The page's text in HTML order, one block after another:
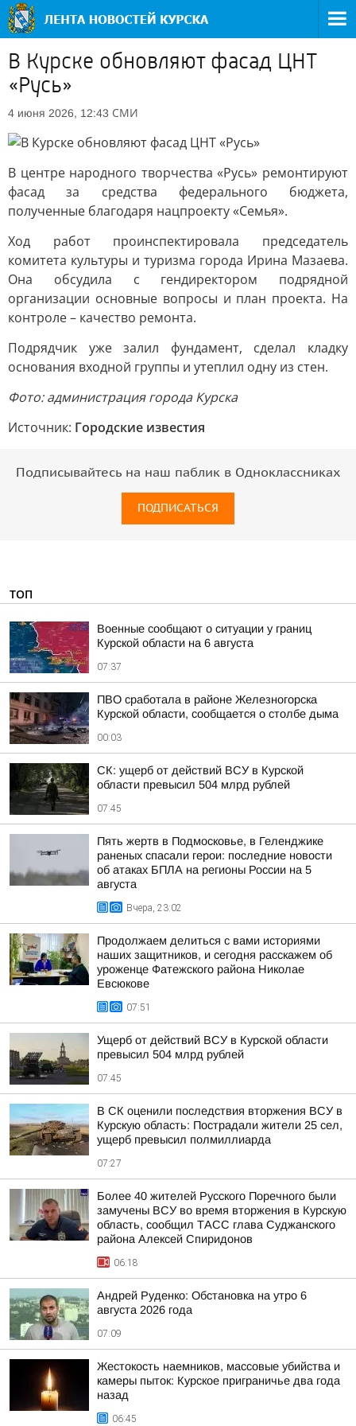
В Курске обновляют фасад ЦНТ
«Русь»
4 июня 2026, 12:43 СМИ
В центре народного творчества «Русь» ремонтируют
фасад за средства федерального бюджета,
полученные благодаря нацпроекту «Семья».
Ход работ проинспектировала председатель
комитета культуры и туризма города Ирина Мазаева.
Она обсудила с гендиректором подрядной
организации основные вопросы и план проекта. На
контроле – качество ремонта.
Подрядчик уже залил фундамент, сделал кладку
основания входной группы и утеплил одну из стен.
Фото: администрация города Курска
Источник: Городские известия
Подписывайтесь на наш паблик в Одноклассниках
ПОДПИСАТЬСЯ
ТОП
Военные сообщают о ситуации у границ
Курской области на 6 августа
07:37
ПВО сработала в районе Железногорска
Курской области, сообщается о столбе дыма
00:03
СК: ущерб от действий ВСУ в Курской
области превысил 504 млрд рублей
07:45
Пять жертв в Подмосковье, в Геленджике
раненых спасали герои: последние новости
об атаках БПЛА на регионы России на 5
августа
Вчера, 23:02
Продолжаем делиться с вами историями
наших защитников, и сегодня расскажем об
уроженце Фатежского района Николае
Евсюкове
07:51
Ущерб от действий ВСУ в Курской области
превысил 504 млрд рублей
07:45
В СК оценили последствия вторжения ВСУ в
Курскую область: Пострадали жители 25 сел,
ущерб превысил полмиллиарда
07:27
Более 40 жителей Русского Поречного были
замучены ВСУ во время вторжения в Курскую
область, сообщил ТАСС глава Суджанского
района Алексей Спиридонов
06:18
Андрей Руденко: Обстановка на утро 6
августа 2026 года
07:09
Жестокость наемников, массовые убийства и
камеры пыток: Курское приграничье два года
назад
06:45